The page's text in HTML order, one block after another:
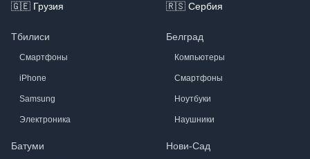
🇬🇪 Грузия
Тбилиси
Смартфоны
iPhone
Samsung
Электроника
Батуми
🇷🇸 Сербия
Белград
Компьютеры
Смартфоны
Ноутбуки
Наушники
Нови-Сад